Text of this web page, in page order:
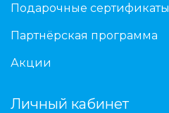
Подарочные сертификаты
Партнёрская программа
Акции
Личный кабинет